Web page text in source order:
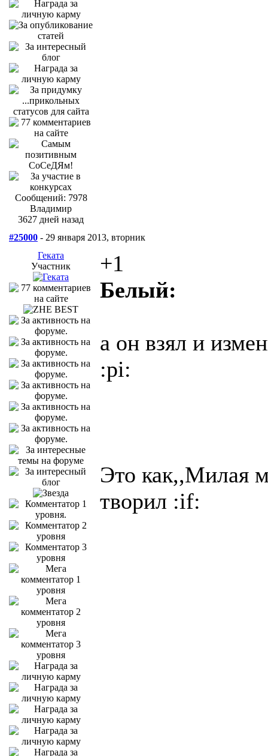
Сообщений: 7978
Владимир
3627 дней назад
#25000 - 29 января 2013, вторник
Геката
Участник
+1
Белый:
а он взял и
:pi:
Это как,,Милая
творил :if: